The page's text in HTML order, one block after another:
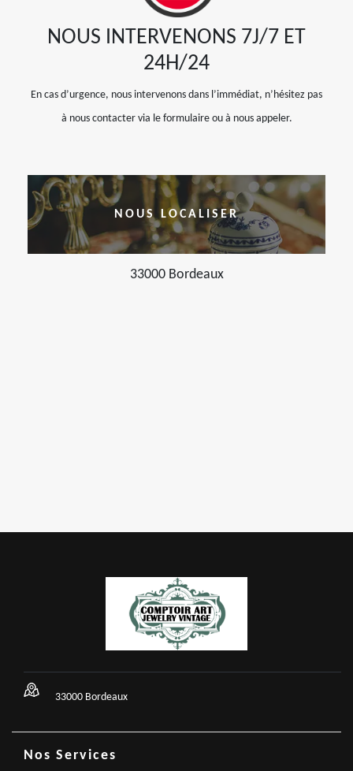
NOUS INTERVENONS 7J/7 ET
24H/24
En cas d’urgence, nous intervenons dans l’immédiat, n’hésitez pas
à nous contacter via le formulaire ou à nous appeler.
NOUS LOCALISER
33000 Bordeaux
33000 Bordeaux
Nos Services